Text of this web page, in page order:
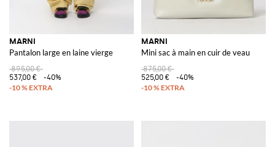
MARNI
Pantalon large en laine vierge
895,00 €
537,00 €
-40%
MARNI
Mini sac à main en cuir de veau
875,00 €
525,00 €
-40%